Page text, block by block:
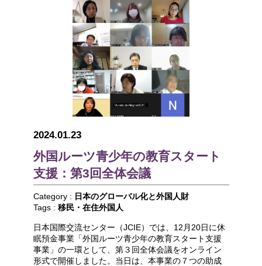
2024.01.23
外国ルーツ青少年の教育スタート
支援：第3回全体会議
Category : 日本のグローバル化と外国人財
Tags : 移民・在住外国人
日本国際交流センター（JCIE）では、12月20日に休
眠預金事業「外国ルーツ青少年の教育スタート支援
事業」の一環として、第３回全体会議をオンライン
形式で開催しました。当日は、本事業の７つの助成